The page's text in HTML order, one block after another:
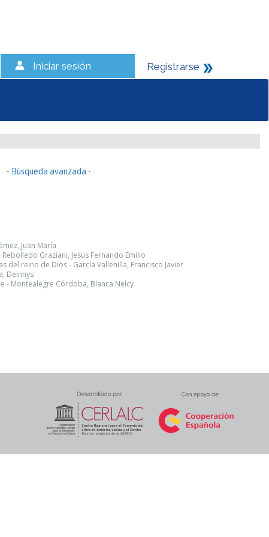
Iniciar sesión Registrarse
- Búsqueda avanzada -
Juan María
Graziani, Jesús Fernando Emilio
del reino de Dios - García Vallenilla, Francisco Javier
Deinnys
- Montealegre Córdoba, Blanca Nelcy